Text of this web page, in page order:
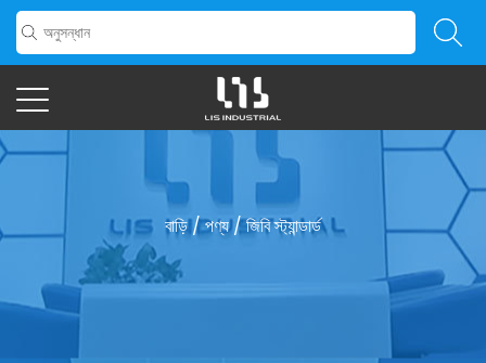
বাড়ি/পণ্য/জিবি স্ট্যান্ডার্ড